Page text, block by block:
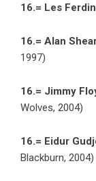
16.= Les
16.= Alan
1997)
16.= Jimmy
Wolves, 2004)
16.= Eidur
Blackburn, 2004)